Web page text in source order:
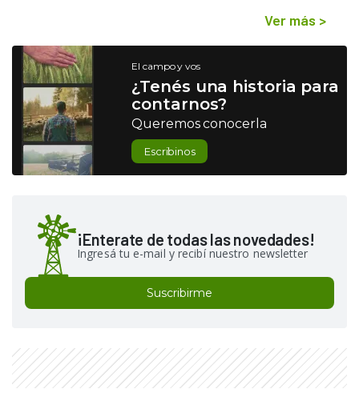
Ver más >
El campo y vos
¿Tenés una historia para
contarnos?
Queremos conocerla
Escribinos
¡Enterate de todas las novedades!
Ingresá tu e-mail y recibí nuestro newsletter
Suscribirme